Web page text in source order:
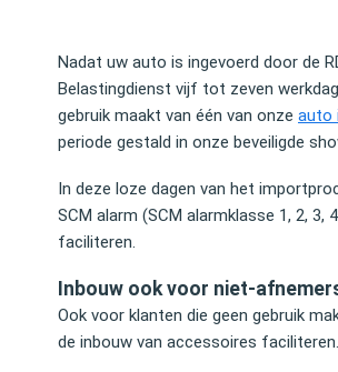
Nadat uw auto is ingevoerd door de
Belastingdienst vijf tot zeven
gebruik maakt van één van onze auto
periode gestald in onze beveiligde
In deze loze dagen van het
SCM alarm (SCM alarmklasse 1, 2,
faciliteren.
Inbouw ook voor niet-
Ook voor klanten die geen gebruik
de inbouw van accessoires faciliteren.